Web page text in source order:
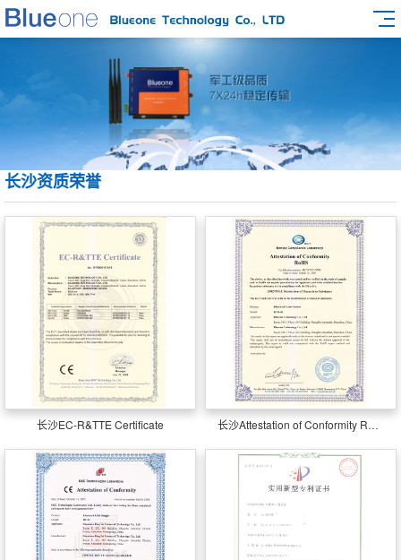
长沙资质荣誉
长沙EC-R&TTE Certificate 长沙Attestation of Conformity RhHS